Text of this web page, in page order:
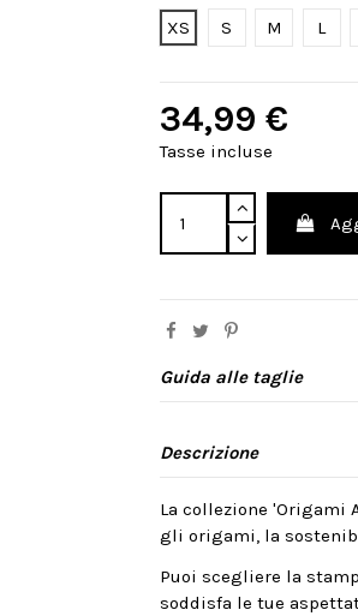
XS
S M L
34,99 €
Tasse incluse
Guida alle taglie
Descrizione
La collezione 'Origami
gli origami, la
Puoi scegliere la
soddisfa le tue